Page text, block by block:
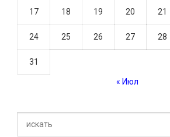
17 18 19 20 21
24 25 26 27 28
31
« Июл